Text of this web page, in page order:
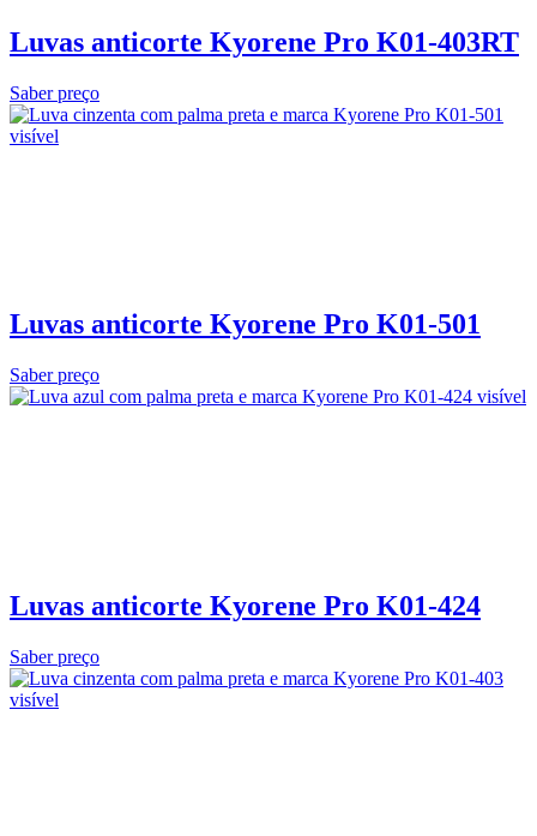
Luvas anticorte Kyorene Pro K01-403RT
Saber preço
Luvas anticorte Kyorene Pro K01-501
Saber preço
Luvas anticorte Kyorene Pro K01-424
Saber preço